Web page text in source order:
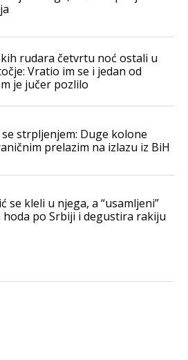
rudara četvrtu noć ostali u
Vratio im se i jedan od
je jučer pozlilo
strpljenjem: Duge kolone
prelazim na izlazu iz BiH
se kleli u njega, a “usamljeni”
hoda po Srbiji i degustira rakiju